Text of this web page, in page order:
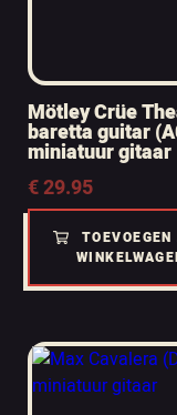
Mötley Crüe
baretta guitar
miniatuur gitaar
€29.95
TOEVOEGEN